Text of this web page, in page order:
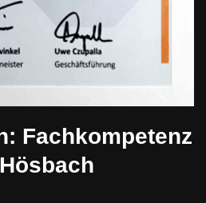
Fachkompetenz